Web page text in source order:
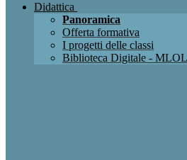
Didattica
Panoramica
Offerta formativa
I progetti delle classi
Biblioteca Digitale -